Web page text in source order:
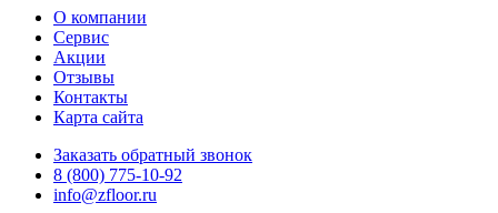
О компании
Сервис
Акции
Отзывы
Контакты
Карта сайта
Заказать обратный звонок
8 (800) 775-10-92
info@zfloor.ru